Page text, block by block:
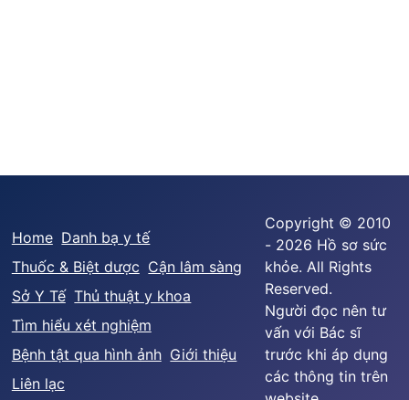
Home Danh bạ y tế
Thuốc & Biệt dược Cận lâm sàng
Sở Y Tế Thủ thuật y khoa
Tìm hiểu xét nghiệm
Bệnh tật qua hình ảnh Giới thiệu
Liên lạc
Copyright © 2010
- 2026 Hồ sơ sức
khỏe. All Rights
Reserved.
Người đọc nên tư
vấn với Bác sĩ
trước khi áp dụng
các thông tin trên